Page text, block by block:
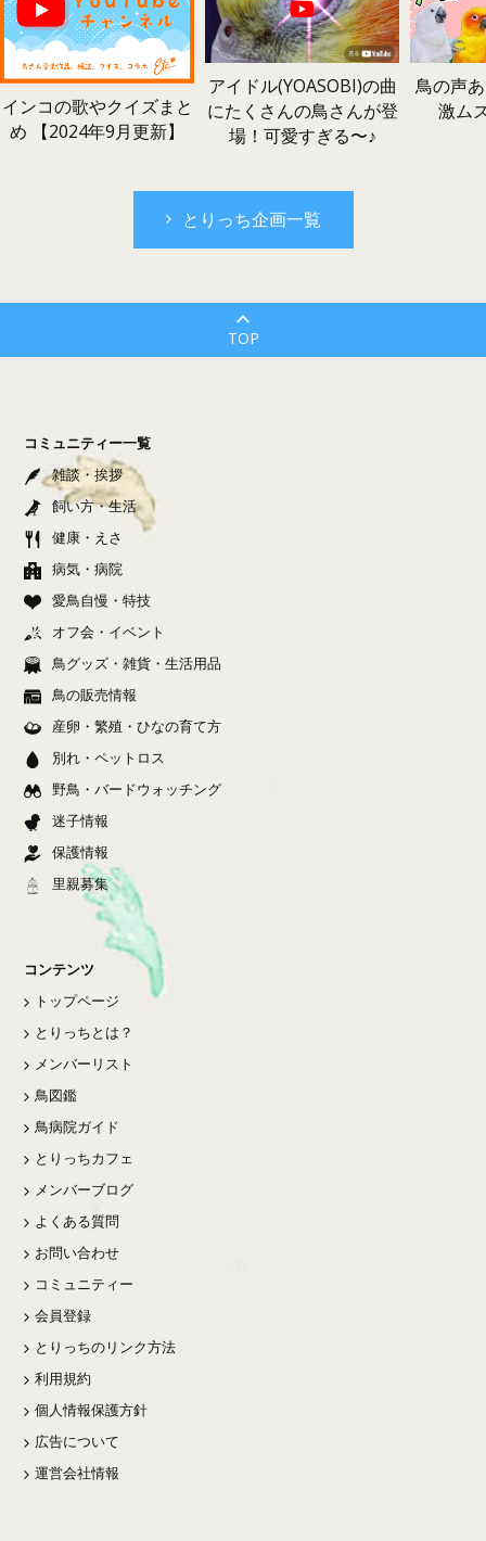
インコの歌やクイズまと
め 【2024年9月更新】
アイドル(YOASOBI)の曲
にたくさんの鳥さんが登
場！可愛すぎる〜♪
鳥の声
激ム
とりっち企画一覧
TOP
コミュニティー一覧
雑談・挨拶
飼い方・生活
健康・えさ
病気・病院
愛鳥自慢・特技
オフ会・イベント
鳥グッズ・雑貨・生活用品
鳥の販売情報
産卵・繁殖・ひなの育て方
別れ・ペットロス
野鳥・バードウォッチング
迷子情報
保護情報
里親募集
コンテンツ
トップページ
とりっちとは？
メンバーリスト
鳥図鑑
鳥病院ガイド
とりっちカフェ
メンバーブログ
よくある質問
お問い合わせ
コミュニティー
会員登録
とりっちのリンク方法
利用規約
個人情報保護方針
広告について
運営会社情報